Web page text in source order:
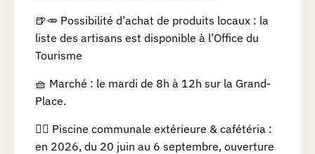
🍺🥕 Possibilité d’achat de produits locaux : la
liste des artisans est disponible à l’Office du
Tourisme
🧺 Marché : le mardi de 8h à 12h sur la Grand-
Place.
🏊‍♂️ Piscine communale extérieure & cafétéria :
en 2026, du 20 juin au 6 septembre, ouverture